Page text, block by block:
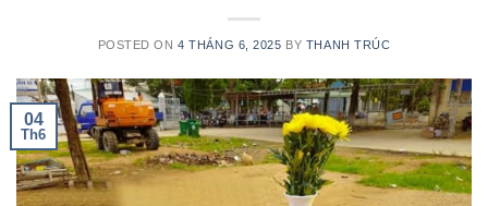
POSTED ON4 THÁNG 6, 2025 BY THANH TRÚC
04
Th6